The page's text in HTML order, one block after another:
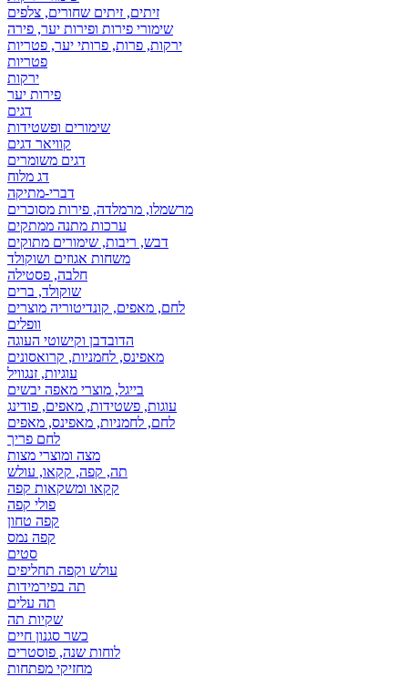
זיתים, זיתים שחורים, צלפים
שימורי פירות ופירות יער, פירה
ירקות, פרות, פרותי יער, פטריות
פטריות
ירקות
פירות יער
דגים
שימורים ופשטידות
קוויאר דגים
דגים משומרים
דג מלוח
דברי-מתיקה
מרשמלו, מרמלדה, פירות מסוכרים
ערכות מתנה ממתקים
דבש, ריבות, שימורים מתוקים
משחות אגוזים ושוקולד
חלבה, פסטילה
שוקולד, ברים
לחם, מאפים, קונדיטוריה מוצרים
וופלים
הדובדבן וקישוטי העוגה
מאפינס, לחמניות, קרואסונים
עוגיות, זנגוויל
בייגל, מוצרי מאפה יבשים
עוגות, פשטידות, מאפים, פודינג
לחם, לחמניות, מאפינס, מאפים
לחם פריך
מצה ומוצרי מצות
תה, קפה, קקאו, עולש
קקאו ומשקאות קפה
פולי קפה
קפה טחון
קפה נמס
סטים
עולש וקפה תחליפים
תה בפירמידות
תה עלים
שקיות תה
כשר סגנון חיים
לוחות שנה, פוסטרים
מחזיקי מפתחות